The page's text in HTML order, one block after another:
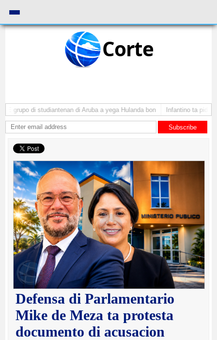
Corte
E grupo di studiantenan di Aruba a yega Hulanda bon Infantino ta pidi
Subscribe
Defensa di Parlamentario
Mike de Meza ta protesta
documento di acusacion